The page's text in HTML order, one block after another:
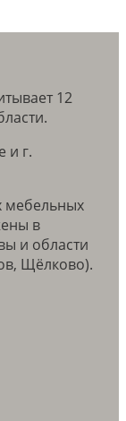
12
и г.
мебельных
в
и области
Щёлково).